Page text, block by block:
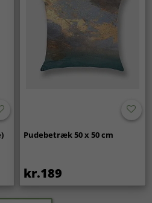
Pudebetræk 50 x 50 cm
kr.189